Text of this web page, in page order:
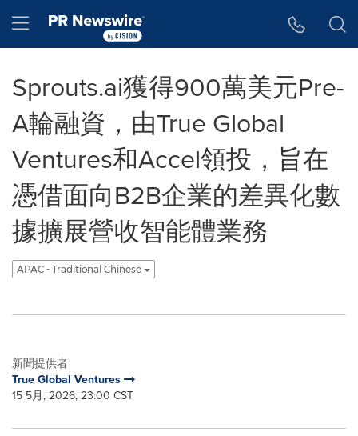
Hamburger menu
Sprouts.ai獲得900萬美元Pre-
A輪融資，由True Global
Ventures和Accel領投，旨在
憑借面向B2B企業的差異化數
據擴展營收智能體業務
APAC - Traditional Chinese
新聞提供者
True Global Ventures
15 5月, 2026, 23:00 CST